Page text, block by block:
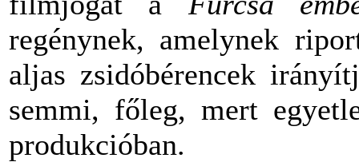
regénynek, amelynek
aljas zsidóbérencek
semmi, főleg, mert
produkcióban.